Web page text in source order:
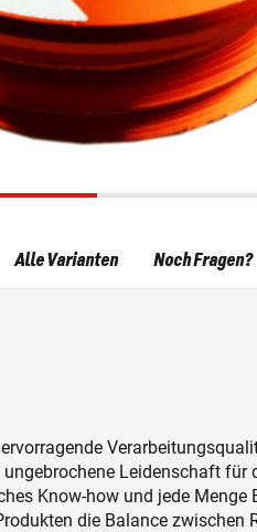
Leidenschaft für
Know-how und jede Menge
die Balance zwischen
Alle Varianten Noch Fragen?